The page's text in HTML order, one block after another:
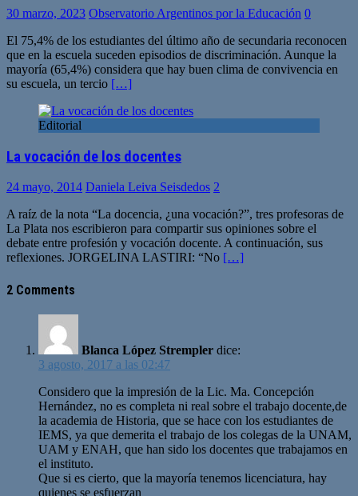
30 marzo, 2023 Observatorio Argentinos por la Educación 0
El 75,4% de los estudiantes del último año de secundaria reconocen
que en la escuela suceden episodios de discriminación. Aunque la
mayoría (65,4%) considera que hay buen clima de convivencia en
su escuela, un tercio […]
Editorial
La vocación de los docentes
24 mayo, 2014 Daniela Leiva Seisdedos 2
A raíz de la nota “La docencia, ¿una vocación?”, tres profesoras de
La Plata nos escribieron para compartir sus opiniones sobre el
debate entre profesión y vocación docente. A continuación, sus
reflexiones. JORGELINA LASTIRI: “No […]
2 Comments
Blanca López Strempler dice:
3 agosto, 2017 a las 02:47
Considero que la impresión de la Lic. Ma. Concepción
Hernández, no es completa ni real sobre el trabajo docente,de
la academia de Historia, que se hace con los estudiantes de
IEMS, ya que demerita el trabajo de los colegas de la UNAM,
UAM y ENAH, que han sido los docentes que trabajamos en
el instituto.
Que si es cierto, que la mayoría tenemos licenciatura, hay
quienes se esfuerzan